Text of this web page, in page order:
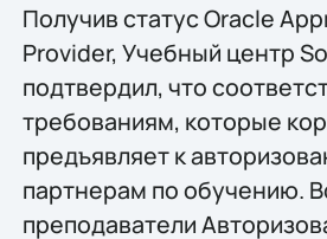
Получив статус Oracle
Provider, Учебный центр
подтвердил, что
требованиям, которые
предъявляет к
партнерам по обучению.
преподаватели